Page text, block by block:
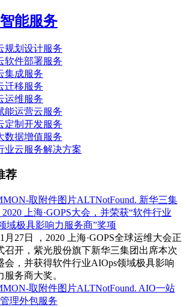
能服务
规划设计服务
软件部署服务
集成服务
迁移服务
运维服务
能运营云服务
定制开发服务
数据增值服务
业云服务解决方案
荐
新华三集
2020 上海·GOPS大会，并荣获“软件行业
域极具影响力服务商”奖项
月27日 ，2020 上海·GOPS全球运维大会正
召开，紫光股份旗下新华三集团出席本次
会，并获得软件行业AIOps领域极具影响
服务商大奖。
AIO一站
理外包服务